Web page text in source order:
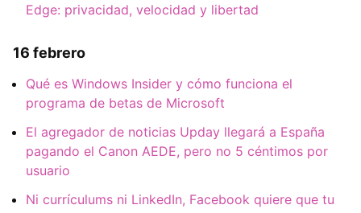
Edge: privacidad, velocidad y libertad
16 febrero
Qué es Windows Insider y cómo funciona el
programa de betas de Microsoft
El agregador de noticias Upday llegará a España
pagando el Canon AEDE, pero no 5 céntimos por
usuario
Ni currículums ni LinkedIn, Facebook quiere que tu